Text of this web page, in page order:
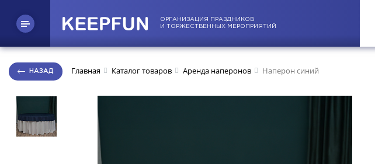
ОРГАНИЗАЦИЯ ПРАЗДНИКОВ
И ТОРЖЕСТВЕННЫХ МЕРОПРИЯТИЙ
НАЗАД Главная Каталог товаров Аренда наперонов Наперон синий